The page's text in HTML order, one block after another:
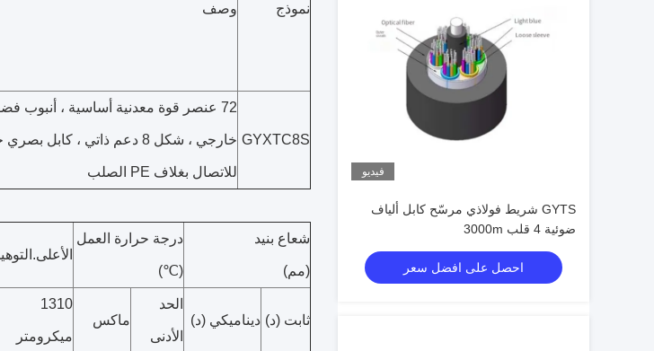
فيديو
GYTS شريط فولاذي مرسّح كابل ألياف
ضوئية 4 قلب 3000m
احصل على افضل سعر
نموذج وصف
GYXTC8S
72 عنصر قوة معدنية أساسية ، أنبوب
خارجي ، شكل 8 دعم ذاتي ، كابل
للاتصال بغلاف PE الصلب
شعاع بنيد
(مم)
درجة حرارة العمل
(℃)
ثابت (د) ديناميكي (د)
الحد
الأدنى
ماكس
1310
ميكرومتر